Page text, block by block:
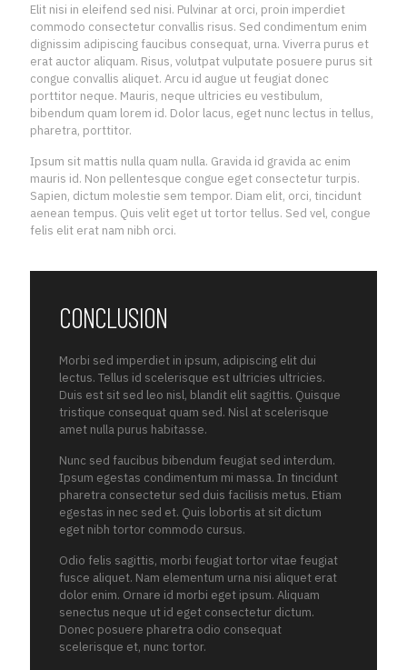
Elit nisi in eleifend sed nisi. Pulvinar at orci, proin imperdiet
commodo consectetur convallis risus. Sed condimentum enim
dignissim adipiscing faucibus consequat, urna. Viverra purus et
erat auctor aliquam. Risus, volutpat vulputate posuere purus sit
congue convallis aliquet. Arcu id augue ut feugiat donec
porttitor neque. Mauris, neque ultricies eu vestibulum,
bibendum quam lorem id. Dolor lacus, eget nunc lectus in tellus,
pharetra, porttitor.
Ipsum sit mattis nulla quam nulla. Gravida id gravida ac enim
mauris id. Non pellentesque congue eget consectetur turpis.
Sapien, dictum molestie sem tempor. Diam elit, orci, tincidunt
aenean tempus. Quis velit eget ut tortor tellus. Sed vel, congue
felis elit erat nam nibh orci.
CONCLUSION
Morbi sed imperdiet in ipsum, adipiscing elit dui
lectus. Tellus id scelerisque est ultricies ultricies.
Duis est sit sed leo nisl, blandit elit sagittis. Quisque
tristique consequat quam sed. Nisl at scelerisque
amet nulla purus habitasse.
Nunc sed faucibus bibendum feugiat sed interdum.
Ipsum egestas condimentum mi massa. In tincidunt
pharetra consectetur sed duis facilisis metus. Etiam
egestas in nec sed et. Quis lobortis at sit dictum
eget nibh tortor commodo cursus.
Odio felis sagittis, morbi feugiat tortor vitae feugiat
fusce aliquet. Nam elementum urna nisi aliquet erat
dolor enim. Ornare id morbi eget ipsum. Aliquam
senectus neque ut id eget consectetur dictum.
Donec posuere pharetra odio consequat
scelerisque et, nunc tortor.